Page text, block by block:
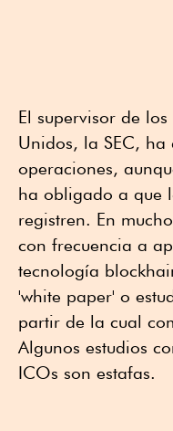
El supervisor de
Unidos, la SEC, ha
operaciones,
ha obligado a que
registren. En
con frecuencia a
tecnología
'white paper' o
partir de la cual
Algunos estudios
ICOs son estafas.